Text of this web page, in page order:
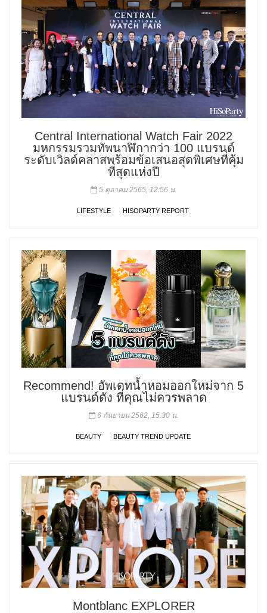
Central International Watch Fair 2022
มหกรรมรวมทัพนาฬิกากว่า 100 แบรนด์
ระดับเวิลด์คลาสพร้อมข้อเสนอสุดพิเศษที่คุ้ม
ที่สุดแห่งปี
5 ตุลาคม 2565, 12:56 น.
LIFESTYLE HISOPARTY REPORT
Recommend! อัพเดทน้ำหอมออกใหม่จาก 5
แบรนด์ดัง ที่คุณไม่ควรพลาด
6 กันยายน 2562, 15:30 น.
BEAUTY BEAUTY TREND UPDATE
Montblanc EXPLORER